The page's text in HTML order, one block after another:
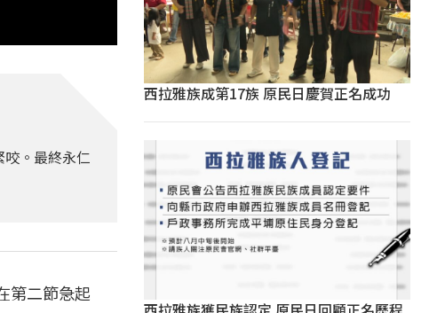
。最終永仁
第二節急起
西拉雅族成第17族 原民日慶賀正名成功